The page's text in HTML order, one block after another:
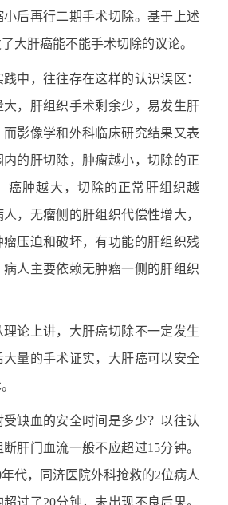
后再行二期手术切除。基于上述
大肝癌能不能手术切除的议论。
，往往存在这样的认识误区：
，肝组织手术剩余少，易发生肝
影像学和外科临床研究结果又表
的肝切除，肿瘤越小，切除的正
癌肿越大，切除的正常肝组织越
，无瘤侧的肝组织代偿性增大，
压迫和破坏，有功能的肝组织残
人主要依赖无肿瘤一侧的肝组织
上讲，大肝癌切除不一定发生
量的手术证实，大肝癌可以安全
血的安全时间是多少？以往认
肝门血流一般不应超过15分钟。
代，同济医院外科抢救的2位病人
过了20分钟，未出现不良后果。